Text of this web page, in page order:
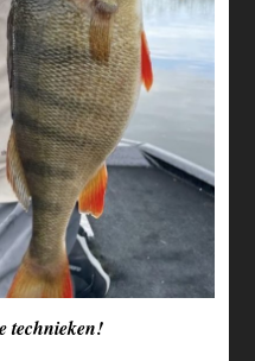
technieken!